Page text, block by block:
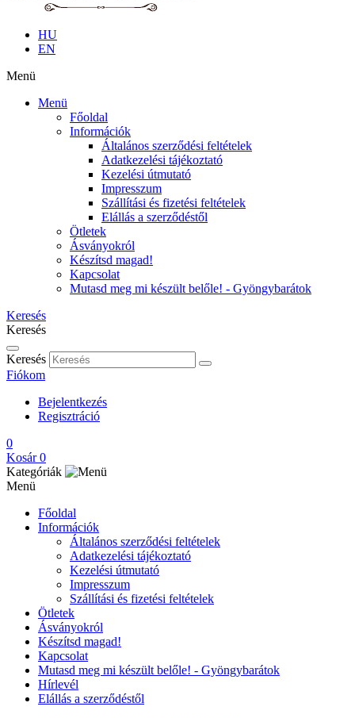
HU
EN
Menü
Menü
Főoldal
Információk
Általános szerződési feltételek
Adatkezelési tájékoztató
Kezelési útmutató
Impresszum
Szállítási és fizetési feltételek
Elállás a szerződéstől
Ötletek
Ásványokról
Készítsd magad!
Kapcsolat
Mutasd meg mi készült belőle! - Gyöngybarátok
Keresés
Keresés
Keresés
Fiókom
Bejelentkezés
Regisztráció
0
Kosár 0
Kategóriák
Menü
Főoldal
Információk
Általános szerződési feltételek
Adatkezelési tájékoztató
Kezelési útmutató
Impresszum
Szállítási és fizetési feltételek
Ötletek
Ásványokról
Készítsd magad!
Kapcsolat
Mutasd meg mi készült belőle! - Gyöngybarátok
Hírlevél
Elállás a szerződéstől